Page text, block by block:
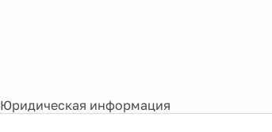
Юридическая информация